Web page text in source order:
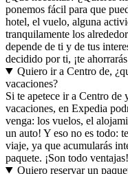
ponemos fácil para que
hotel, el vuelo, alguna
tranquilamente los
depende de ti y de tus
decidido por ti, ¡te
Quiero ir a Centro de,
vacaciones?
Si te apetece ir a Centro de
vacaciones, en Expedia
venga: los vuelos, el
un auto! Y eso no es todo:
viaje, ya que acumularás
paquete. ¡Son todo ventajas!
Quiero reservar un